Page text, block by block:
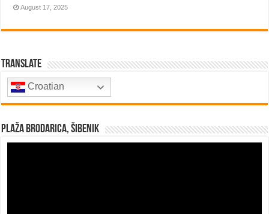
August 17, 2025
Translate
Croatian
Plaža Brodarica, Šibenik